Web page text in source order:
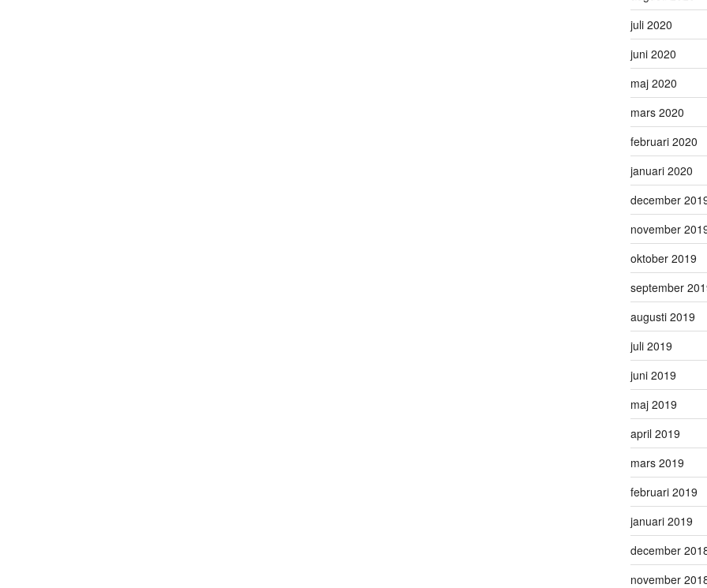
juli 2020
juni 2020
maj 2020
mars 2020
februari 2020
januari 2020
december
november
oktober 2019
september
augusti 2019
juli 2019
juni 2019
maj 2019
april 2019
mars 2019
februari 2019
januari 2019
december
november